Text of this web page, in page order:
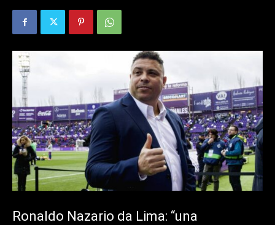
Ronaldo Nazario da Lima: “una